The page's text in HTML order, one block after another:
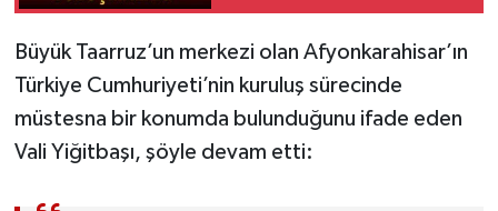
Büyük Taarruz’un merkezi olan Afyonkarahisar’ın
Türkiye Cumhuriyeti’nin kuruluş sürecinde
müstesna bir konumda bulunduğunu ifade eden
Vali Yiğitbaşı, şöyle devam etti: